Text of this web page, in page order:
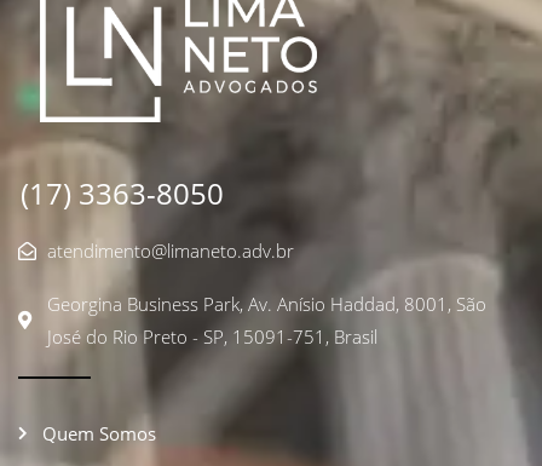
(17) 3363-8050
atendimento@limaneto.adv.br
Georgina Business Park, Av. Anísio Haddad, 8001, São
José do Rio Preto - SP, 15091-751, Brasil
Quem Somos